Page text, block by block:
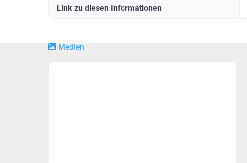
Link zu diesen Informationen
Medien